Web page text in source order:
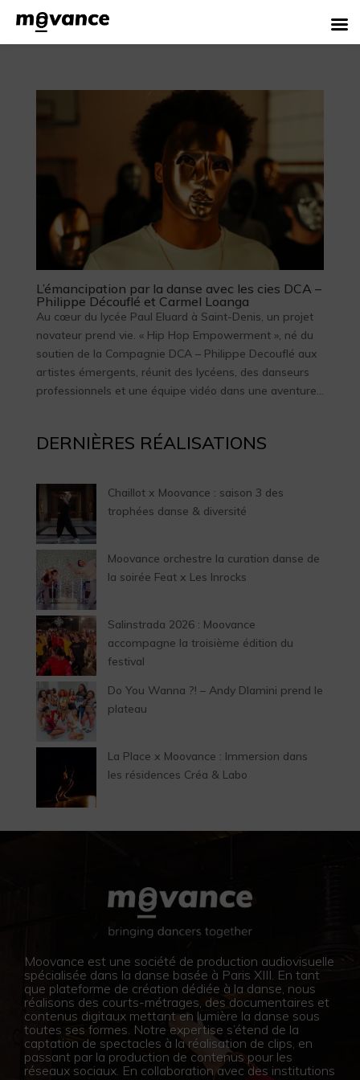
L’émancipation par la danse avec les cies DCA –
Philippe Découflé et Carmel Loanga
Au cœur du lycée Paul Eluard à Saint-Denis, un projet
novateur prend vie. « Hip Hop Empowerment », né du
soutien de la Compagnie DCA – Philippe Decouflé aux
artistes émergents, réunit des lycéens, des danseurs
professionnels et une équipe vidéo dans une aventure...
DERNIÈRES RÉALISATIONS
Chaillot x Moovance : saison 3 des
trophées danse & diversité
Moovance orchestre la curation danse de
la soirée Feat x Les Inrocks
Salinstrada 2026 : Moovance
accompagne la troisième édition du
festival
Do You Wanna ?! – Andy Dlamini prend le
plateau
La Place x Moovance : Immersion dans
les résidences Créa & Labo
Moovance est une société de production audiovisuelle
spécialisée dans la danse basée à Paris XIII. En tant
que plateforme de création dédiée à la danse, nous
réalisons des courts-métrages, des documentaires et
contenus digitaux mettant en lumière la danse sous
toutes ses formes. Notre expertise s’étend de la
captation de spectacles à la réalisation de clips, en
passant par la production de contenus pour les
réseaux sociaux. En collaboration avec des institutions